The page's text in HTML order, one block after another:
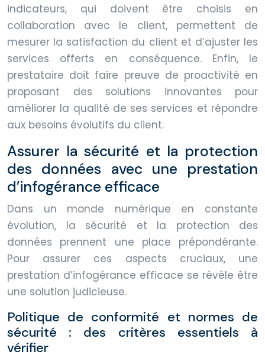
indicateurs, qui doivent être choisis en
collaboration avec le client, permettent de
mesurer la satisfaction du client et d’ajuster les
services offerts en conséquence. Enfin, le
prestataire doit faire preuve de proactivité en
proposant des solutions innovantes pour
améliorer la qualité de ses services et répondre
aux besoins évolutifs du client.
Assurer la sécurité et la protection
des données avec une prestation
d’infogérance efficace
Dans un monde numérique en constante
évolution, la sécurité et la protection des
données prennent une place prépondérante.
Pour assurer ces aspects cruciaux, une
prestation d’infogérance efficace se révèle être
une solution judicieuse.
Politique de conformité et normes de
sécurité : des critères essentiels à
vérifier